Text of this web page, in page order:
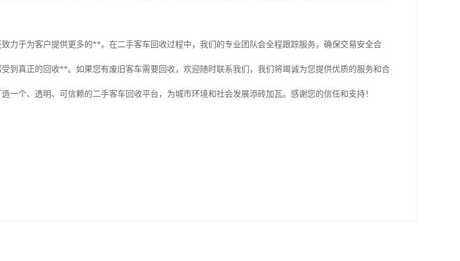
力于为客户提供更多的**。在二手客车回收过程中，我们的专业团队会全程跟踪服务，确保交易安全合
到真正的回收**。如果您有废旧客车需要回收，欢迎随时联系我们，我们将竭诚为您提供优质的服务和合
一个、透明、可信赖的二手客车回收平台，为城市环境和社会发展添砖加瓦。感谢您的信任和支持！